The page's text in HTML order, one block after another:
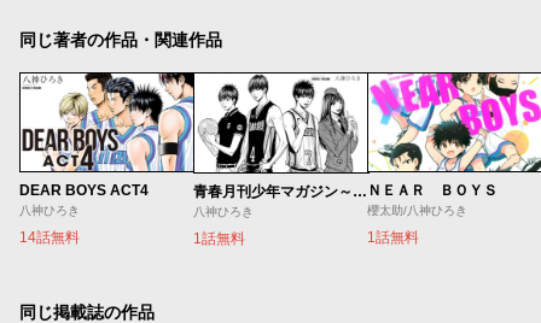
同じ著者の作品・関連作品
DEAR BOYS ACT4
八神ひろき
14話無料
青春月刊少年マガジン～八神デビュー秘話～
八神ひろき
1話無料
ＮＥＡＲ ＢＯＹＳ
櫻太助/八神ひろき
1話無料
同じ掲載誌の作品